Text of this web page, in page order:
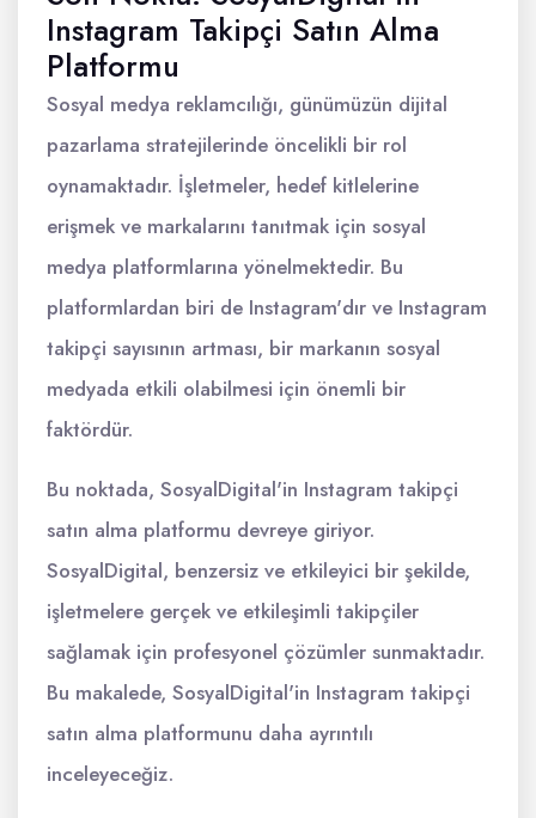
Instagram Takipçi Satın Alma
Platformu
Sosyal medya reklamcılığı, günümüzün dijital
pazarlama stratejilerinde öncelikli bir rol
oynamaktadır. İşletmeler, hedef kitlelerine
erişmek ve markalarını tanıtmak için sosyal
medya platformlarına yönelmektedir. Bu
platformlardan biri de Instagram'dır ve Instagram
takipçi sayısının artması, bir markanın sosyal
medyada etkili olabilmesi için önemli bir
faktördür.
Bu noktada, SosyalDigital'in Instagram takipçi
satın alma platformu devreye giriyor.
SosyalDigital, benzersiz ve etkileyici bir şekilde,
işletmelere gerçek ve etkileşimli takipçiler
sağlamak için profesyonel çözümler sunmaktadır.
Bu makalede, SosyalDigital'in Instagram takipçi
satın alma platformunu daha ayrıntılı
inceleyeceğiz.